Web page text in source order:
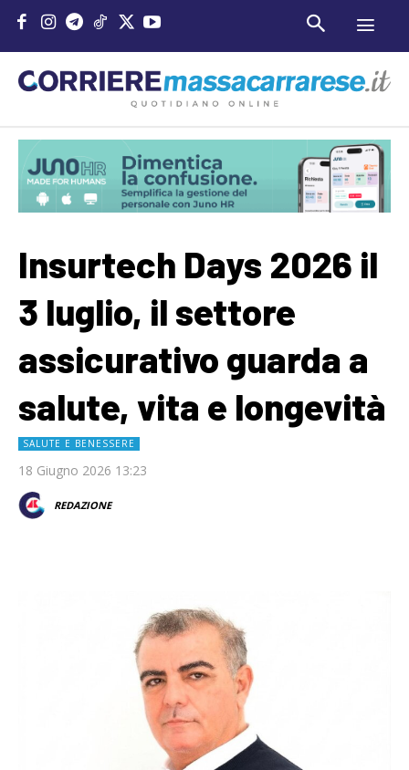
Insurtech Days 2026 il
3 luglio, il settore
assicurativo guarda a
salute, vita e longevità
SALUTE E BENESSERE
18 Giugno 2026 13:23
REDAZIONE